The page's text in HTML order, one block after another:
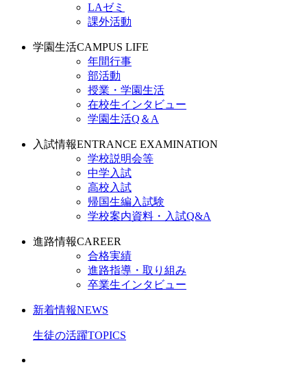
LAゼミ
課外活動
学園生活CAMPUS LIFE
年間行事
部活動
授業・学園生活
在校生インタビュー
学園生活Q＆A
入試情報ENTRANCE EXAMINATION
学校説明会等
中学入試
高校入試
帰国生編入試験
学校案内資料・入試Q&A
進路情報CAREER
合格実績
進路指導・取り組み
卒業生インタビュー
新着情報NEWS
生徒の活躍TOPICS